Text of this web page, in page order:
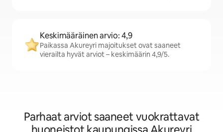
Keskimääräinen arvio: 4,9
Paikassa Akureyri majoitukset ovat saaneet
vierailta hyvät arviot – keskimäärin 4,9/5.
Parhaat arviot saaneet vuokrattavat